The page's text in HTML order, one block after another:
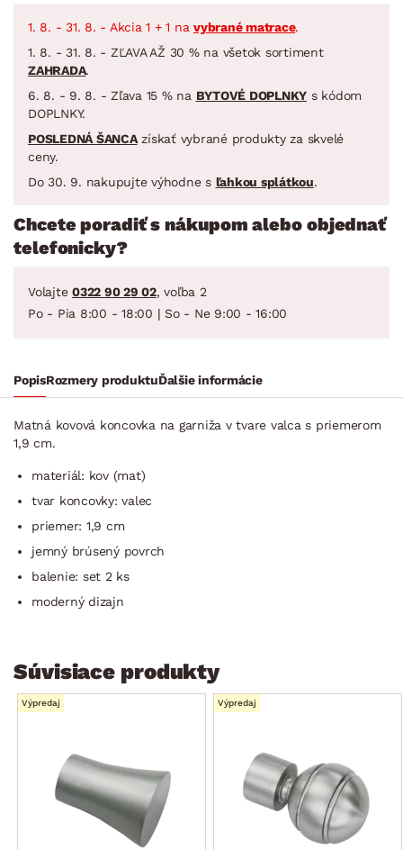
1. 8. - 31. 8. - Akcia 1 + 1 na vybrané matrace.
1. 8. - 31. 8. - ZĽAVA AŽ 30 % na všetok sortiment
ZAHRADA.
6. 8. - 9. 8. - Zľava 15 % na BYTOVÉ DOPLNKY s kódom
DOPLNKY.
POSLEDNÁ ŠANCAzískať vybrané produkty za skvelé
ceny.
Do 30. 9. nakupujte výhodne s ľahkou splátkou.
Chcete poradiť s nákupom alebo objednať
telefonicky?
Volajte 0322 90 29 02, voľba 2
Po - Pia 8:00 - 18:00 | So - Ne 9:00 - 16:00
PopisRozmery produktuĎalšie informácie
Matná kovová koncovka na garniža v tvare valca s priemerom
1,9 cm.
materiál: kov (mat)
tvar koncovky: valec
priemer: 1,9 cm
jemný brúsený povrch
balenie: set 2 ks
moderný dizajn
Súvisiace produkty
Výpredaj Výpredaj